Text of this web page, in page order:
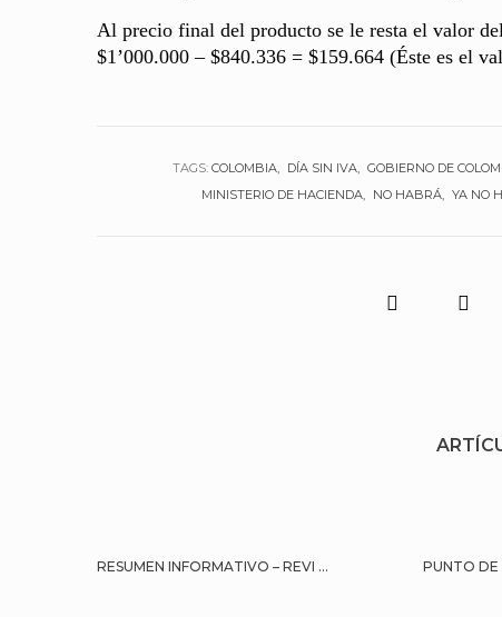
Al precio final del producto se le resta el valor
$1’000.000 – $840.336 = $159.664 (Éste es el
TAGS:COLOMBIA DÍA SIN IVA GOBIERNO DE
MINISTERIO DE HACIENDA
NO HABRÁ YA NO
RESUMEN INFORMATIVO – REVI ... PUNTO DE